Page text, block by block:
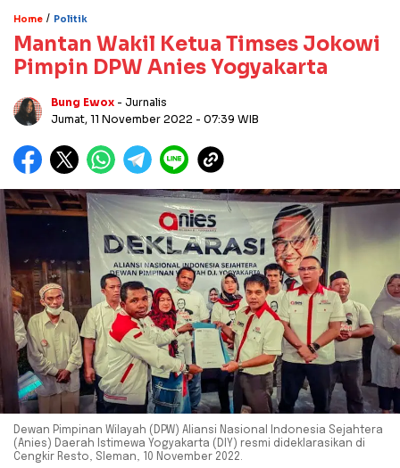
Home / Politik
Mantan Wakil Ketua Timses Jokowi
Pimpin DPW Anies Yogyakarta
Bung Ewox - Jurnalis
Jumat, 11 November 2022 - 07:39 WIB
Dewan Pimpinan Wilayah (DPW) Aliansi Nasional Indonesia Sejahtera
(Anies) Daerah Istimewa Yogyakarta (DIY) resmi dideklarasikan di
Cengkir Resto, Sleman, 10 November 2022.